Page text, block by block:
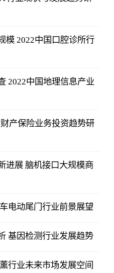
模 2​022中国口腔诊所行
​2022中国地理信息产业
产保险业务投资趋势研
进展 脑机接口大规模商
电动尾门行业前景展望
基因检测行业发展趋势
行业未来市场发展空间